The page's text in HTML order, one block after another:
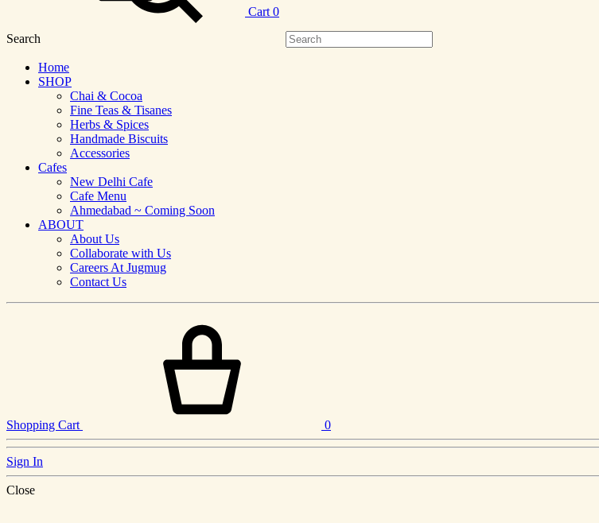
Cart 0
Search
Home
SHOP
Chai & Cocoa
Fine Teas & Tisanes
Herbs & Spices
Handmade Biscuits
Accessories
Cafes
New Delhi Cafe
Cafe Menu
Ahmedabad ~ Coming Soon
ABOUT
About Us
Collaborate with Us
Careers At Jugmug
Contact Us
Shopping Cart 0
Sign In
Close